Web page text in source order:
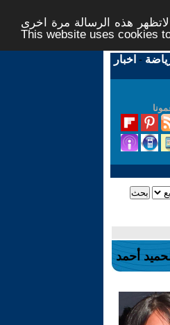
هذه الرسالة مرة اخرى -
This website uses cookies
- اخبار
أحمد